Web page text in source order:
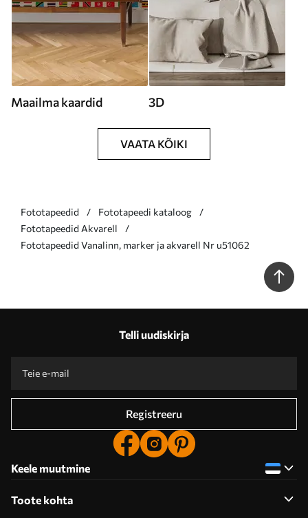
Maailma kaardid 3D
VAATA KÕIKI
Fototapeedid
Fototapeedi kataloog
Fototapeedid Akvarell
Fototapeedid Vanalinn, marker ja akvarell Nr u51062
Telli uudiskirja
Registreeru
Keele muutmine
Toote kohta